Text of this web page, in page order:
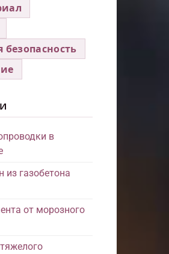
безопасность
в
из газобетона
от морозного